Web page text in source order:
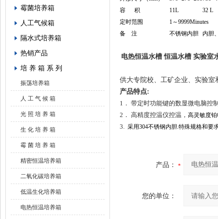
霉菌培养箱
人工气候箱
隔水式培养箱
热销产品
培 养 箱 系 列
振荡培养箱
人 工 气 候 箱
光 照 培 养 箱
生 化 培 养 箱
霉 菌 培 养 箱
精密恒温培养箱
二氧化碳培养箱
低温生化培养箱
电热恒温培养箱
容 积
11L
32 L
定时范围
1～9999Minutes
备 注
不锈钢内胆 内胆
电热恒温水槽 恒温水槽 实验室
供大专院校、工矿企业、实验
产品特点:
1． 带定时功能键的数显微电脑控
2 ． 高精度控温仪控温， 高灵敏度
3. 采用304不锈钢内胆.特殊规格和要
产品：
您的单位：